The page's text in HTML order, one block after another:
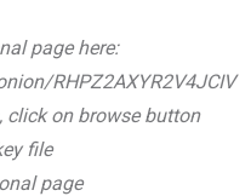
page here:
RHPZ2AXYR2V4JCIV
click on browse button
file
page